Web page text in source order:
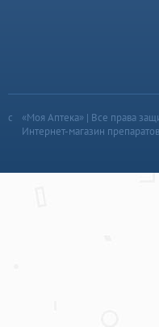
«Моя Аптека» | Все права
Интернет-магазин